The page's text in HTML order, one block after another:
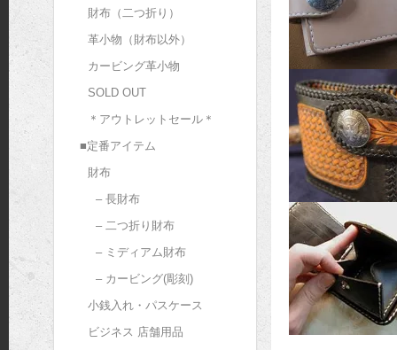
財布（二つ折り）
革小物（財布以外）
カービング革小物
SOLD OUT
＊アウトレットセール＊
■定番アイテム
財布
– 長財布
– 二つ折り財布
– ミディアム財布
– カービング(彫刻)
小銭入れ・パスケース
ビジネス 店舗用品